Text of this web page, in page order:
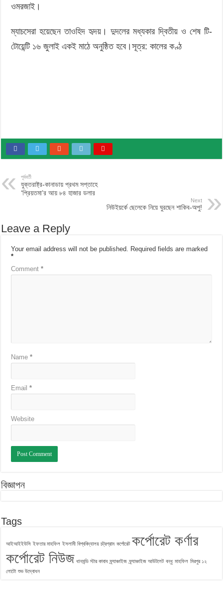
ওমরজাই।
ম্যাচসেরা হয়েছেন তাওহিদ হৃদয়। দুদলের মধ্যকার দ্বিতীয় ও শেষ টি-
টোয়েন্টি ১৬ জুলাই একই মাঠে অনুষ্ঠিত হবে।সূত্র: কালের কণ্ঠ
পূর্ববর্তী
যুক্তরাষ্ট্র-কানাডায় প্রথম সপ্তাহে
‘প্রিয়তমা’র আয় ৮৪ হাজার ডলার
Next
নিউইয়র্কে ছেলেকে নিয়ে ঘুরছেন শাকিব-অপু!
Leave a Reply
Your email address will not be published.
Required fields are marked
*
Comment*
Name*
Email*
Website
বিজ্ঞাপন
Tags
আইআইইউসি ইফতার মাহফিল ইসলামী বিশ্ববিদ্যালয় চট্রগ্রাম কর্পোরেট কর্পোরেট কর্ণার
কর্পোরেট নিউজ ধানমন্ডি স্টার কাবাব ফ্র্যাঞ্চাইজ ফ্র্যাঞ্চাইজ আউটলেট বন্ধু মাহফিল মিরপুর ১২
লোটো শুভ উদ্বোধন